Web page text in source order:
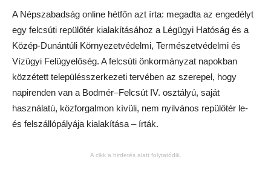
A Népszabadság online hétfőn azt írta: megadta az engedélyt
egy felcsúti repülőtér kialakításához a Légügyi Hatóság és a
Közép-Dunántúli Környezetvédelmi, Természetvédelmi és
Vízügyi Felügyelőség. A felcsúti önkormányzat napokban
közzétett településszerkezeti tervében az szerepel, hogy
napirenden van a Bodmér–Felcsút IV. osztályú, saját
használatú, közforgalmon kívüli, nem nyilvános repülőtér le-
és felszállópályája kialakítása – írták.
A cikk a hirdetés alatt folytatódik.